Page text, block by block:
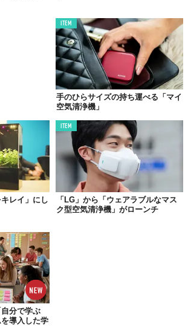
「色」が決められている
ITEM
手のひらサイズの持ち運べる「マイ
空気清浄機」
レイ」にし
ITEM
「LG」から「ウェアラブルなマス
ク型空気清浄機」がローンチ
分で学ぶ
導入した学